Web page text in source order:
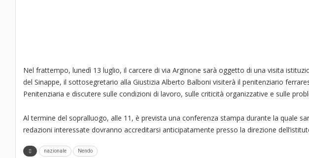
Nel frattempo, lunedì 13 luglio, il carcere di via Arginone sarà oggetto di una visita
del Sinappe, il sottosegretario alla Giustizia Alberto Balboni visiterà il penitenziario
Penitenziaria e discutere sulle condizioni di lavoro, sulle criticità organizzative e sulle
Al termine del sopralluogo, alle 11, è prevista una conferenza stampa durante la quale
redazioni interessate dovranno accreditarsi anticipatamente presso la direzione
nazionale Nendo